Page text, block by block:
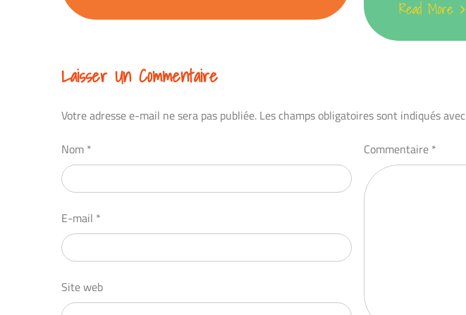
Read More
Laisser Un Commentaire
Votre adresse e-mail ne sera pas publiée. Les champs obligatoires sont indiqués avec
Commentaire *
Nom *
E-mail *
Site web